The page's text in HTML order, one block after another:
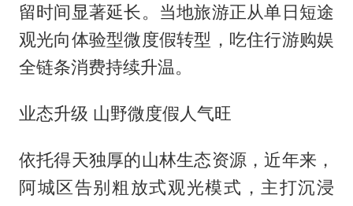
留时间显著延长。当地旅游正从单日短途
观光向体验型微度假转型，吃住行游购娱
全链条消费持续升温。
业态升级 山野微度假人气旺
依托得天独厚的山林生态资源，近年来，
阿城区告别粗放式观光模式，主打沉浸